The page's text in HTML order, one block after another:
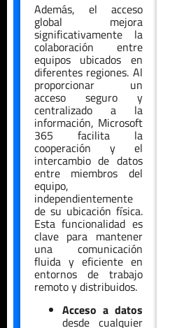
Además, el acceso
global mejora
significativamente la
colaboración entre
equipos ubicados en
diferentes regiones. Al
proporcionar un
acceso seguro y
centralizado a la
información, Microsoft
365 facilita la
cooperación y el
intercambio de datos
entre miembros del
equipo,
independientemente
de su ubicación física.
Esta funcionalidad es
clave para mantener
una comunicación
fluida y eficiente en
entornos de trabajo
remoto y distribuidos.
Acceso a datos
desde cualquier